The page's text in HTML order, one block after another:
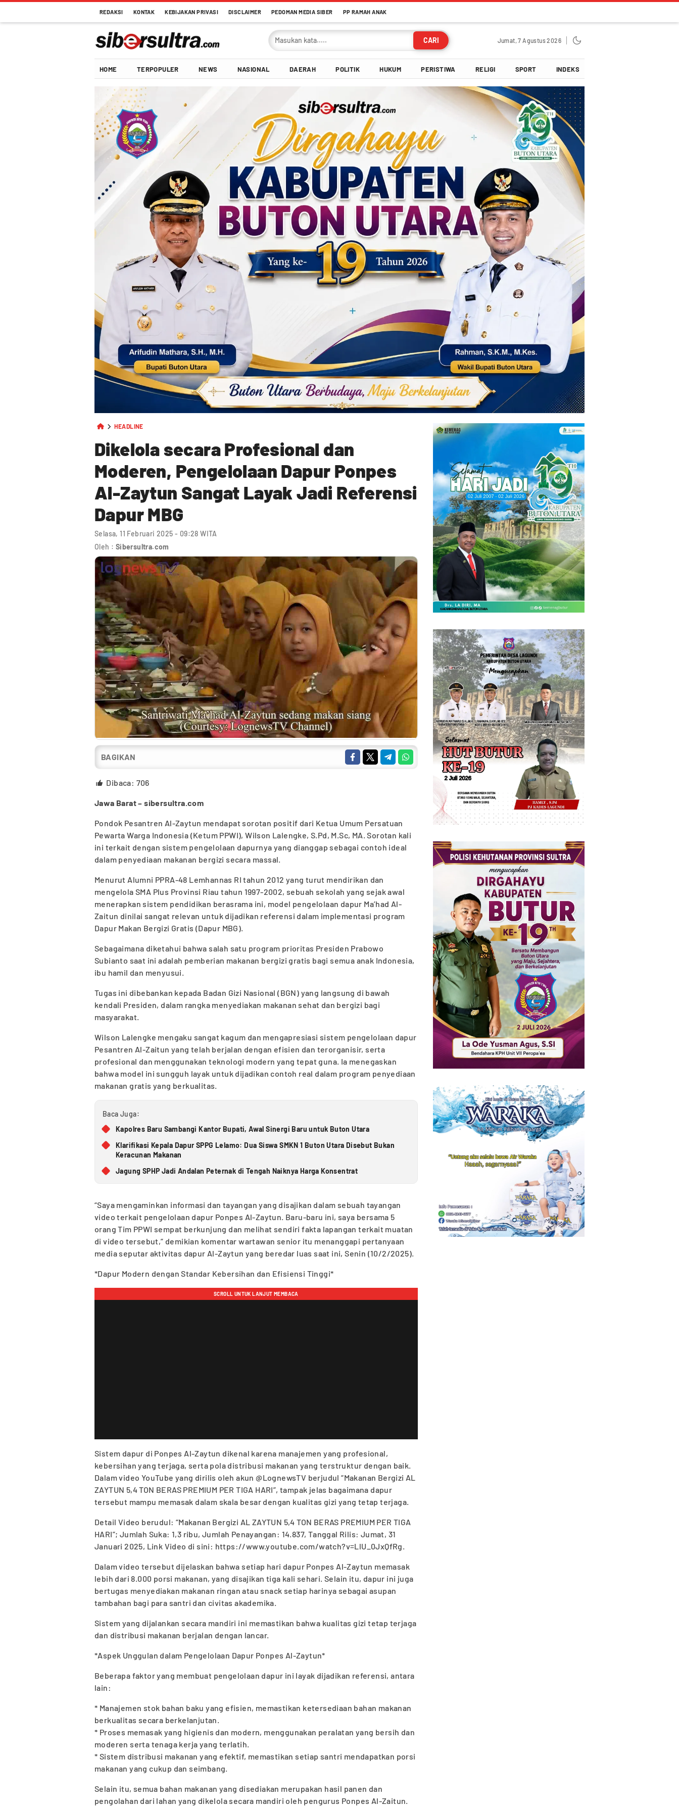
REDAKSI KONTAK KEBIJAKAN PRIVASI DISCLAIMER PEDOMAN MEDIA SIBER PP RAMAH ANAK
CARI Jumat, 7 Agustus 2026
HOME TERPOPULER NEWS NASIONAL DAERAH POLITIK HUKUM PERISTIWA RELIGI SPORT INDEKS
HEADLINE
Dikelola secara Profesional dan
Moderen, Pengelolaan Dapur Ponpes
Al-Zaytun Sangat Layak Jadi Referensi
Dapur MBG
Selasa, 11 Februari 2025 - 09:28 WITA
Oleh : Sibersultra.com
BAGIKAN
Dibaca: 706
Jawa Barat – sibersultra.com
Pondok Pesantren Al-Zaytun mendapat sorotan positif dari Ketua Umum Persatuan
Pewarta Warga Indonesia (Ketum PPWI), Wilson Lalengke, S.Pd, M.Sc, MA. Sorotan kali
ini terkait dengan sistem pengelolaan dapurnya yang dianggap sebagai contoh ideal
dalam penyediaan makanan bergizi secara massal.
Menurut Alumni PPRA-48 Lemhannas RI tahun 2012 yang turut mendirikan dan
mengelola SMA Plus Provinsi Riau tahun 1997-2002, sebuah sekolah yang sejak awal
menerapkan sistem pendidikan berasrama ini, model pengelolaan dapur Ma’had Al-
Zaitun dinilai sangat relevan untuk dijadikan referensi dalam implementasi program
Dapur Makan Bergizi Gratis (Dapur MBG).
Sebagaimana diketahui bahwa salah satu program prioritas Presiden Prabowo
Subianto saat ini adalah pemberian makanan bergizi gratis bagi semua anak Indonesia,
ibu hamil dan menyusui.
Tugas ini dibebankan kepada Badan Gizi Nasional (BGN) yang langsung di bawah
kendali Presiden, dalam rangka menyediakan makanan sehat dan bergizi bagi
masyarakat.
Wilson Lalengke mengaku sangat kagum dan mengapresiasi sistem pengelolaan dapur
Pesantren Al-Zaitun yang telah berjalan dengan efisien dan terorganisir, serta
profesional dan menggunakan teknologi modern yang tepat guna. Ia menegaskan
bahwa model ini sungguh layak untuk dijadikan contoh real dalam program penyediaan
makanan gratis yang berkualitas.
Baca Juga:
Kapolres Baru Sambangi Kantor Bupati, Awal Sinergi Baru untuk Buton Utara
Klarifikasi Kepala Dapur SPPG Lelamo: Dua Siswa SMKN 1 Buton Utara Disebut Bukan
Keracunan Makanan
Jagung SPHP Jadi Andalan Peternak di Tengah Naiknya Harga Konsentrat
“Saya mengaminkan informasi dan tayangan yang disajikan dalam sebuah tayangan
video terkait pengelolaan dapur Ponpes Al-Zaytun. Baru-baru ini, saya bersama 5
orang Tim PPWI sempat berkunjung dan melihat sendiri fakta lapangan terkait muatan
di video tersebut,” demikian komentar wartawan senior itu menanggapi pertanyaan
media seputar aktivitas dapur Al-Zaytun yang beredar luas saat ini, Senin (10/2/2025).
*Dapur Modern dengan Standar Kebersihan dan Efisiensi Tinggi*
Sistem dapur di Ponpes Al-Zaytun dikenal karena manajemen yang profesional,
kebersihan yang terjaga, serta pola distribusi makanan yang terstruktur dengan baik.
Dalam video YouTube yang dirilis oleh akun @LognewsTV berjudul “Makanan Bergizi AL
ZAYTUN 5,4 TON BERAS PREMIUM PER TIGA HARI”, tampak jelas bagaimana dapur
tersebut mampu memasak dalam skala besar dengan kualitas gizi yang tetap terjaga.
Detail Video berudul: “Makanan Bergizi AL ZAYTUN 5,4 TON BERAS PREMIUM PER TIGA
HARI”; Jumlah Suka: 1,3 ribu, Jumlah Penayangan: 14.837, Tanggal Rilis: Jumat, 31
Januari 2025, Link Video di sini: https://www.youtube.com/watch?v=LlU_0JxQfRg.
Dalam video tersebut dijelaskan bahwa setiap hari dapur Ponpes Al-Zaytun memasak
lebih dari 8.000 porsi makanan, yang disajikan tiga kali sehari. Selain itu, dapur ini juga
bertugas menyediakan makanan ringan atau snack setiap harinya sebagai asupan
tambahan bagi para santri dan civitas akademika.
Sistem yang dijalankan secara mandiri ini memastikan bahwa kualitas gizi tetap terjaga
dan distribusi makanan berjalan dengan lancar.
*Aspek Unggulan dalam Pengelolaan Dapur Ponpes Al-Zaytun*
Beberapa faktor yang membuat pengelolaan dapur ini layak dijadikan referensi, antara
lain:
* Manajemen stok bahan baku yang efisien, memastikan ketersediaan bahan makanan
berkualitas secara berkelanjutan.
* Proses memasak yang higienis dan modern, menggunakan peralatan yang bersih dan
moderen serta tenaga kerja yang terlatih.
* Sistem distribusi makanan yang efektif, memastikan setiap santri mendapatkan porsi
makanan yang cukup dan seimbang.
Selain itu, semua bahan makanan yang disediakan merupakan hasil panen dan
pengolahan dari lahan yang dikelola secara mandiri oleh pengurus Ponpes Al-Zaitun.